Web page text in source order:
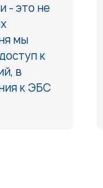
- это не
мы
к
в
к ЭБС